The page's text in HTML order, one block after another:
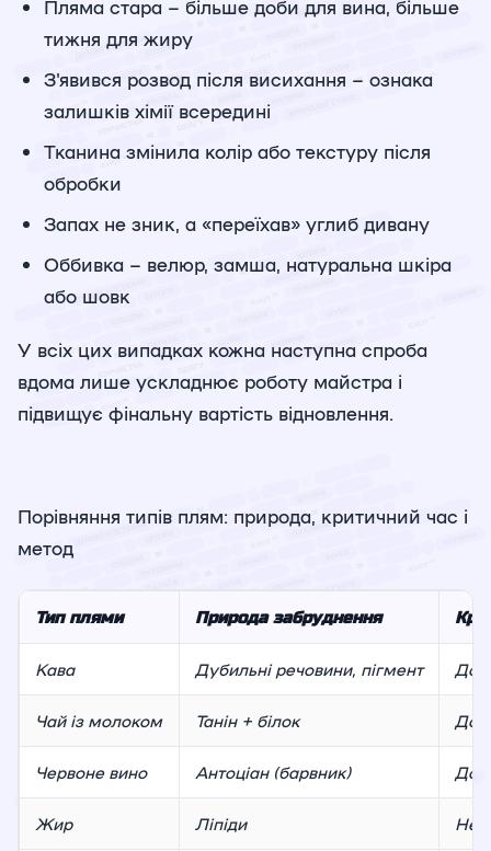
Пляма стара – більше доби для вина, більше
тижня для жиру
З'явився розвод після висихання – ознака
залишків хімії всередині
Тканина змінила колір або текстуру після
обробки
Запах не зник, а «переїхав» углиб дивану
Оббивка – велюр, замша, натуральна шкіра
або шовк
У всіх цих випадках кожна наступна спроба
вдома лише ускладнює роботу майстра і
підвищує фінальну вартість відновлення.
Порівняння типів плям: природа, критичний час і
метод
Тип плями Природа забруднення
Кава Дубильні речовини, пігмент До
Чай із молоком Танін + білок До
Червоне вино Антоціан (барвник) До
Жир Ліпіди